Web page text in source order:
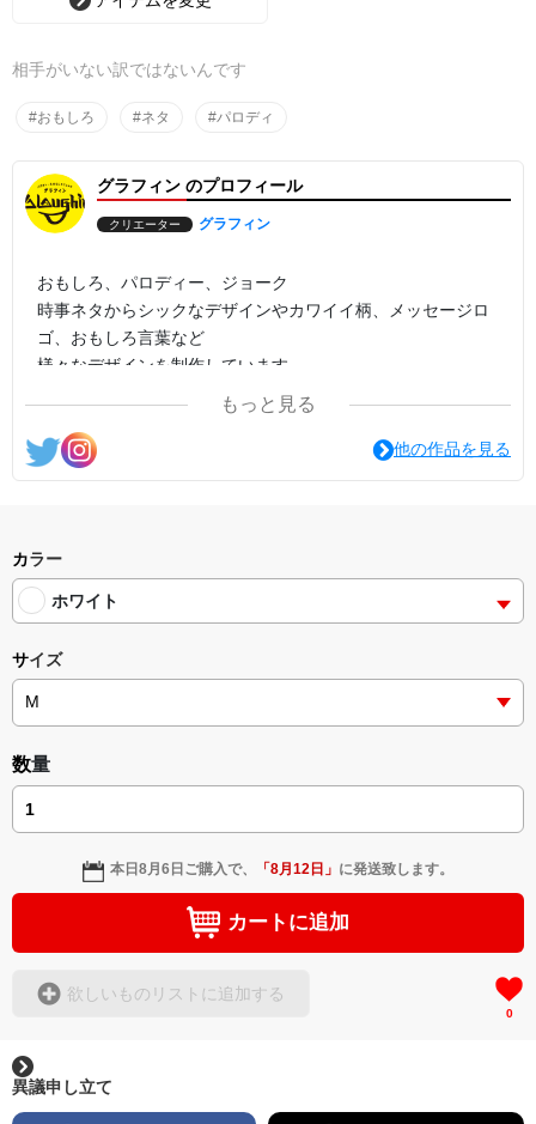
相手がいない訳ではないんです
#おもしろ #ネタ #パロディ
グラフィン のプロフィール
クリエーター グラフィン
おもしろ、パロディー、ジョーク
時事ネタからシックなデザインやカワイイ柄、メッセージロ
ゴ、おもしろ言葉など
様々なデザインを制作しています。
もっと見る
他の作品を見る
カラー
ホワイト
サイズ
数量
本日8月6日 ご購入で、 「8月12日 」 に発送致します。
カートに追加
欲しいものリストに追加する
0
異議申し立て